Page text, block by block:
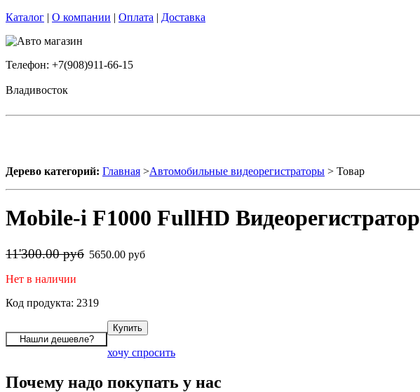
Каталог | О компании | Оплата | Доставка
Телефон: +7(908)911-66-15
Владивосток
Дерево категорий: Главная >Автомобильные видеорегистраторы > Товар
Mobile-i F1000 FullHD Видеорегистратор
11'300.00 руб 5650.00 руб
Нет в наличии
Код продукта: 2319
хочу спросить
Почему надо покупать у нас